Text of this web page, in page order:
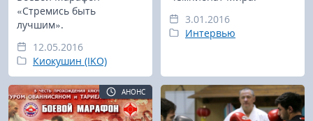
«Стремись быть
лучшим».
12.05.2016
Киокушин (IKO)
3.01.2016
Интервью
АНОНС